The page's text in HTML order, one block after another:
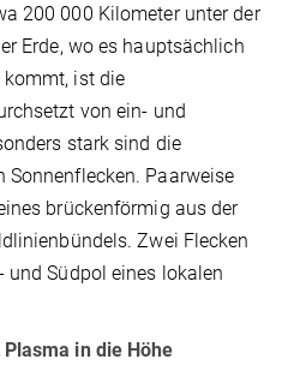
200 000 Kilometer unter der
Erde, wo es hauptsächlich
kommt, ist die
von ein- und
stark sind die
Paarweise
brückenförmig aus der
Zwei Flecken
und Südpol eines lokalen
in die Höhe